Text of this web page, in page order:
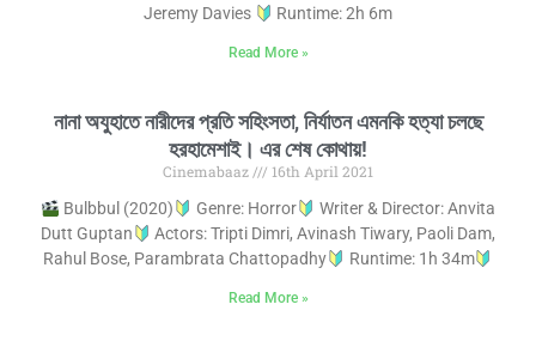
Jeremy Davies
Runtime: 2h 6m
Read More »
নানা অযুহাতে নারীদের প্রতি সহিংসতা, নির্যাতন এমনকি হত্যা চলছে
হরহামেশাই। এর শেষ কোথায়!
Cinemabaaz
16th April 2021
Bulbbul (2020)
Genre: Horror
Writer & Director: Anvita
Dutt Guptan
Actors: Tripti Dimri, Avinash Tiwary, Paoli Dam,
Rahul Bose, Parambrata Chattopadhy
Runtime: 1h 34m
Read More »